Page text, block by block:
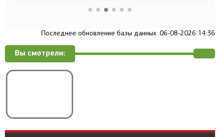
Последнее обновление базы данных: 06-08-2026 14:36
Вы смотрели: